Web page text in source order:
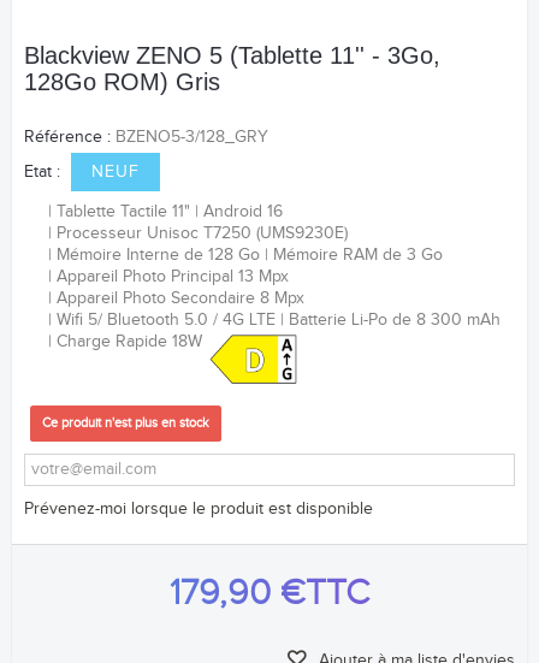
Blackview ZENO 5 (Tablette 11'' - 3Go,
128Go ROM) Gris
Référence : BZENO5-3/128_GRY
Etat :
NEUF
Tablette Tactile 11"
Android 16
Processeur Unisoc T7250 (UMS9230E)
Mémoire Interne de 128 Go
Mémoire RAM de 3 Go
Appareil Photo Principal 13 Mpx
Appareil Photo Secondaire 8 Mpx
Wifi 5/ Bluetooth 5.0 / 4G LTE
Batterie Li-Po de 8 300 mAh
Charge Rapide 18W
Ce produit n'est plus en stock
Prévenez-moi lorsque le produit est disponible
179,90 €TTC